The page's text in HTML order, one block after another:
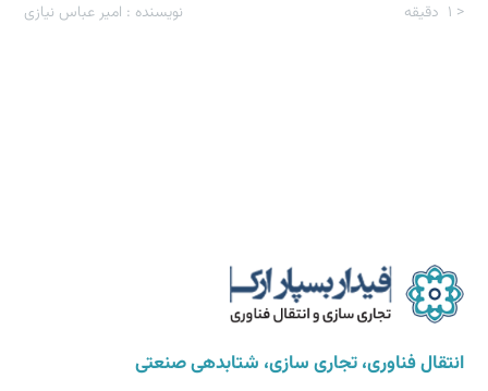
< 1 دقیقه نویسنده : امیر عباس نیازی
انتقال فناوری، تجاری سازی، شتابدهی صنعتی